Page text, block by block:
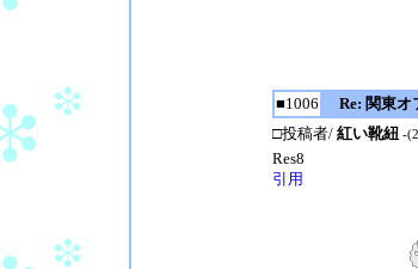
■1006
Re: 関東オ
□投稿者/ 紅い靴紐 -
Res8
引用